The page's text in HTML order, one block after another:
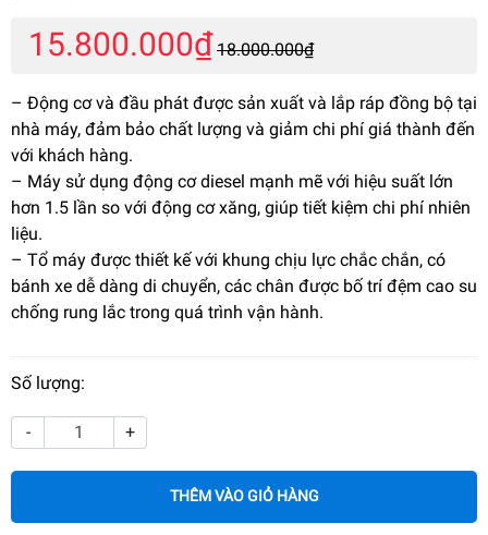
15.800.000₫ 18.000.000₫
– Động cơ và đầu phát được sản xuất và lắp ráp đồng bộ tại
nhà máy, đảm bảo chất lượng và giảm chi phí giá thành đến
với khách hàng.
– Máy sử dụng động cơ diesel mạnh mẽ với hiệu suất lớn
hơn 1.5 lần so với động cơ xăng, giúp tiết kiệm chi phí nhiên
liệu.
– Tổ máy được thiết kế với khung chịu lực chắc chắn, có
bánh xe dễ dàng di chuyển, các chân được bố trí đệm cao su
chống rung lắc trong quá trình vận hành.
Số lượng:
- +
THÊM VÀO GIỎ HÀNG